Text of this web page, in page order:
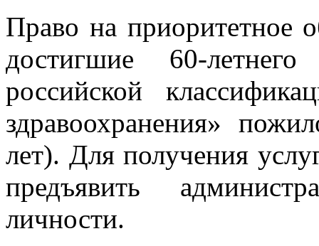
Право на приоритетное
достигшие 60-
российской
здравоохранения»
лет). Для получения
предъявить
личности.